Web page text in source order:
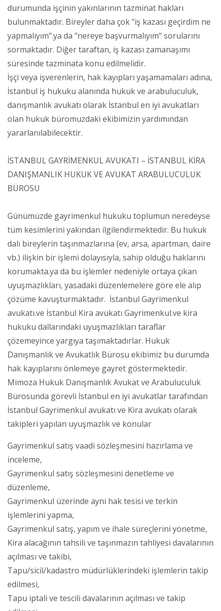
durumunda işçinin yakınlarının tazminat hakları
bulunmaktadır. Bireyler daha çok "iş kazası geçirdim ne
yapmalıyım".ya da "nereye başvurmalıyım" sorularını
sormaktadır. Diğer taraftan, iş kazası zamanaşımı
süresinde tazminata konu edilmelidir.
İşçi veya işverenlerin, hak kayıpları yaşamamaları adına,
İstanbul iş hukuku alanında hukuk ve arabuluculuk,
danışmanlık avukatı olarak İstanbul en iyi avukatları
olan hukuk büromuzdaki ekibimizin yardımından
yararlanılabilecektir.
İSTANBUL GAYRİMENKUL AVUKATI – İSTANBUL KİRA
DANIŞMANLIK HUKUK VE AVUKAT ARABULUCULUK
BÜROSU
Günümüzde gayrimenkul hukuku toplumun neredeyse
tüm kesimlerini yakından ilgilendirmektedir. Bu hukuk
dalı bireylerin taşınmazlarına (ev, arsa, apartman, daire
vb.) ilişkin bir işlemi dolayısıyla, sahip olduğu haklarını
korumakta.ya da bu işlemler nedeniyle ortaya çıkan
uyuşmazlıkları, yasadaki düzenlemelere göre ele alıp
çözüme kavuşturmaktadır. İstanbul Gayrimenkul
avukatı.ve İstanbul Kira avukatı Gayrimenkul.ve kira
hukuku dallarındaki uyuşmazlıkları taraflar
çözemeyince yargıya taşımaktadırlar. Hukuk
Danışmanlık ve Avukatlık Bürosu ekibimiz bu durumda
hak kayıplarını önlemeye gayret göstermektedir.
Mimoza Hukuk Danışmanlık Avukat ve Arabuluculuk
Bürosunda görevli İstanbul en iyi avukatlar tarafından
İstanbul Gayrimenkul avukatı ve Kira avukatı olarak
takipleri yapılan uyuşmazlık ve konular
Gayrimenkul satış vaadi sözleşmesini hazırlama ve
inceleme,
Gayrimenkul satış sözleşmesini denetleme ve
düzenleme,
Gayrimenkul üzerinde ayni hak tesisi ve terkin
işlemlerini yapma,
Gayrimenkul satış, yapım ve ihale süreçlerini yönetme,
Kira alacağının tahsili ve taşınmazın tahliyesi davalarının
açılması ve takibi,
Tapu/sicil/kadastro müdürlüklerindeki işlemlerin takip
edilmesi,
Tapu iptali ve tescili davalarının açılması ve takip